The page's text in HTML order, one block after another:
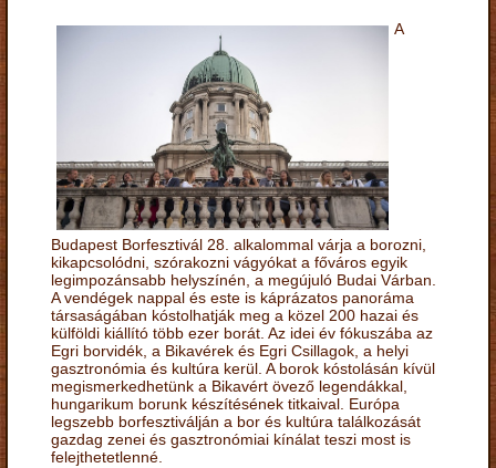
A
Budapest Borfesztivál 28. alkalommal várja a borozni,
kikapcsolódni, szórakozni vágyókat a főváros egyik
legimpozánsabb helyszínén, a megújuló Budai Várban.
A vendégek nappal és este is káprázatos panoráma
társaságában kóstolhatják meg a közel 200 hazai és
külföldi kiállító több ezer borát. Az idei év fókuszába az
Egri borvidék, a Bikavérek és Egri Csillagok, a helyi
gasztronómia és kultúra kerül. A borok kóstolásán kívül
megismerkedhetünk a Bikavért övező legendákkal,
hungarikum borunk készítésének titkaival. Európa
legszebb borfesztiválján a bor és kultúra találkozását
gazdag zenei és gasztronómiai kínálat teszi most is
felejthetetlenné.